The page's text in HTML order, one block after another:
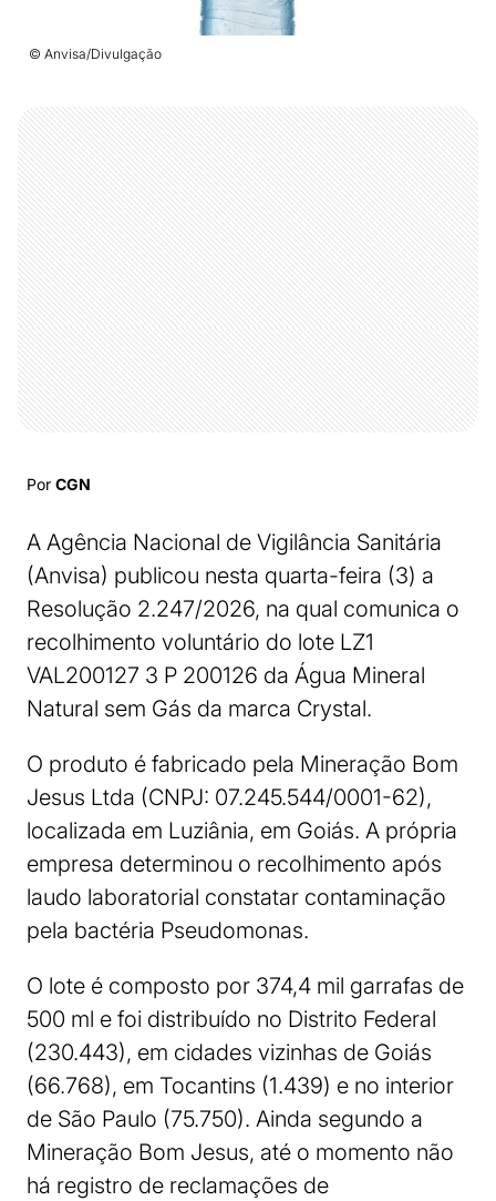
© Anvisa/Divulgação
Por CGN
A Agência Nacional de Vigilância Sanitária
(Anvisa) publicou nesta quarta-feira (3) a
Resolução 2.247/2026, na qual comunica o
recolhimento voluntário do lote LZ1
VAL200127 3 P 200126 da Água Mineral
Natural sem Gás da marca Crystal.
O produto é fabricado pela Mineração Bom
Jesus Ltda (CNPJ: 07.245.544/0001-62),
localizada em Luziânia, em Goiás. A própria
empresa determinou o recolhimento após
laudo laboratorial constatar contaminação
pela bactéria Pseudomonas.
O lote é composto por 374,4 mil garrafas de
500 ml e foi distribuído no Distrito Federal
(230.443), em cidades vizinhas de Goiás
(66.768), em Tocantins (1.439) e no interior
de São Paulo (75.750). Ainda segundo a
Mineração Bom Jesus, até o momento não
há registro de reclamações de